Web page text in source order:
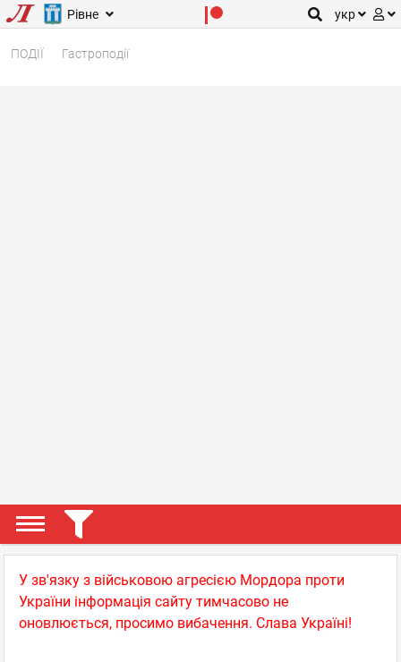
Рівне укр
ПОДІЇ Гастроподії
У зв'язку з військовою агресією Мордора проти
України інформація сайту тимчасово не
оновлюється, просимо вибачення. Слава Україні!